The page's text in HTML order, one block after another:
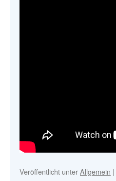
Veröffentlicht unterAllgemein |